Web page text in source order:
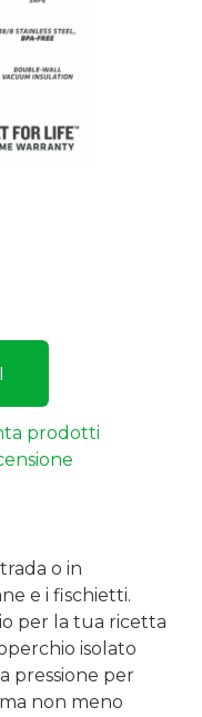
prodotti
o in
e i fischietti.
per la tua ricetta
isolato
pressione per
non meno